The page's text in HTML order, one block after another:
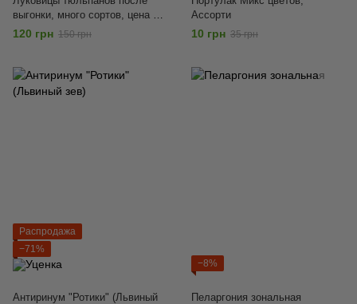
выгонки, много сортов, цена за
1кг, Ассорти
120 грн 150 грн
Ассорти
10 грн 35 грн
Распродажа
−71%
Антиринум "Ротики" (Львиный
−8%
Пеларгония зональная